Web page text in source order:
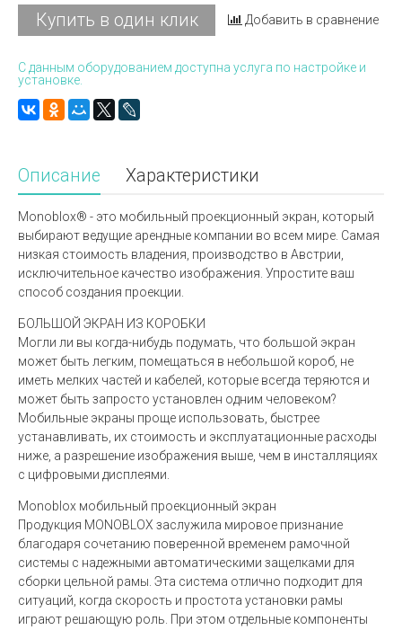
Купить в один клик Добавить в сравнение
С данным оборудованием доступна услуга по настройке и
установке.
Описание Характеристики
Monoblox® - это мобильный проекционный экран, который
выбирают ведущие арендные компании во всем мире. Самая
низкая стоимость владения, производство в Австрии,
исключительное качество изображения. Упростите ваш
способ создания проекции.
БОЛЬШОЙ ЭКРАН ИЗ КОРОБКИ
Могли ли вы когда-нибудь подумать, что большой экран
может быть легким, помещаться в небольшой короб, не
иметь мелких частей и кабелей, которые всегда теряются и
может быть запросто установлен одним человеком?
Мобильные экраны проще использовать, быстрее
устанавливать, их стоимость и эксплуатационные расходы
ниже, а разрешение изображения выше, чем в инсталляциях
с цифровыми дисплеями.
Monoblox мобильный проекционный экран
Продукция MONOBLOX заслужила мировое признание
благодаря сочетанию поверенной временем рамочной
системы с надежными автоматическими защелками для
сборки цельной рамы. Эта система отлично подходит для
ситуаций, когда скорость и простота установки рамы
играют решающую роль. При этом отдельные компоненты